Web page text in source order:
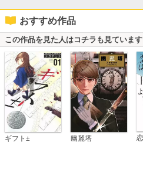
おすすめ作品
この作品を見た人はコチラも見ています
ギフト± 幽麗塔